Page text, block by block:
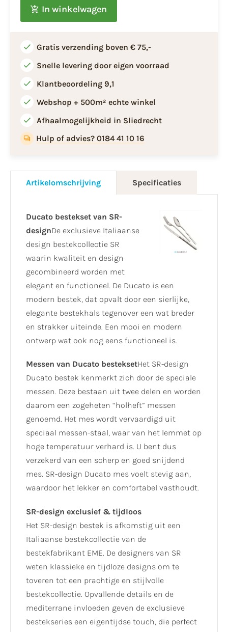
In winkelwagen
Gratis verzending boven € 75,-
Snelle levering door eigen voorraad
Klantbeoordeling 9,1
Webshop + 500m² echte winkel
Afhaalmogelijkheid in Sliedrecht
Hulp of advies? 0184 41 10 16
Artikelomschrijving Specificaties
Ducato bestekset van SR-
designDe exclusieve Italiaanse
design bestekcollectie SR
waarin kwaliteit en design
gecombineerd worden met
elegant en functioneel. De Ducato is een
modern bestek, dat opvalt door een sierlijke,
elegante bestekhals tegenover een wat breder
en strakker uiteinde. Een mooi en modern
ontwerp wat ook nog eens functioneel is.
Messen van Ducato besteksetHet SR-design
Ducato bestek kenmerkt zich door de speciale
messen. Deze bestaan uit twee delen en worden
daarom een zogeheten “holheft” messen
genoemd. Het mes wordt vervaardigd uit
speciaal messen-staal, waar van het lemmet op
hoge temperatuur verhard is. U bent dus
verzekerd van een scherp en goed snijdend
mes. SR-design Ducato mes voelt stevig aan,
waardoor het lekker en comfortabel vasthoudt.
SR-design exclusief & tijdloos
Het SR-design bestek is afkomstig uit een
Italiaanse bestekcollectie van de
bestekfabrikant EME. De designers van SR
weten klassieke en tijdloze designs om te
toveren tot een prachtige en stijlvolle
bestekcollectie. Opvallende details en de
mediterrane invloeden geven de exclusieve
bestekseries een eigentijdse touch, die perfect